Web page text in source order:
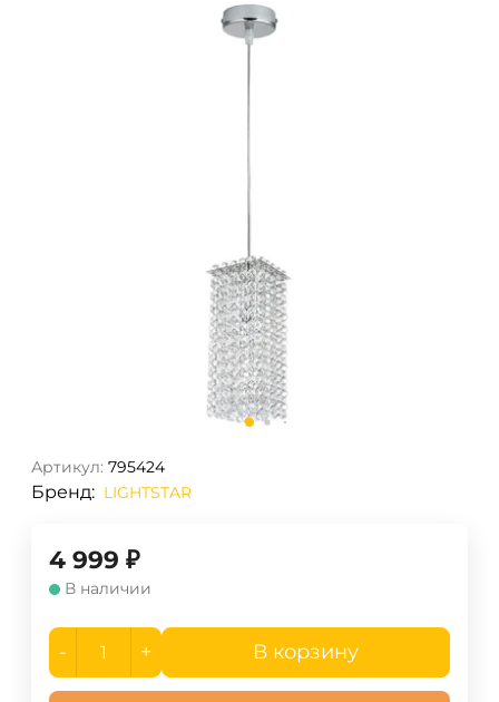
Артикул: 795424
Бренд: LIGHTSTAR
4 999 ₽
В наличии
- + В корзину